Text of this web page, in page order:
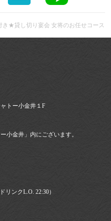
★貸し切り宴会 女将のお任せコース
トー小金井１F
小金井」内にございます。
リンクL.O. 22:30）